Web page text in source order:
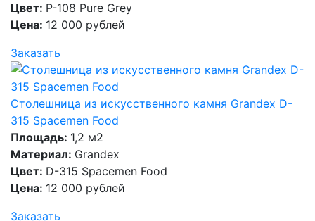
Цвет: P-108 Pure Grey
Цена: 12 000 рублей
Заказать
Столешница из искусственного камня Grandex D-
315 Spacemen Food
Площадь: 1,2 м2
Материал: Grandex
Цвет: D-315 Spacemen Food
Цена: 12 000 рублей
Заказать